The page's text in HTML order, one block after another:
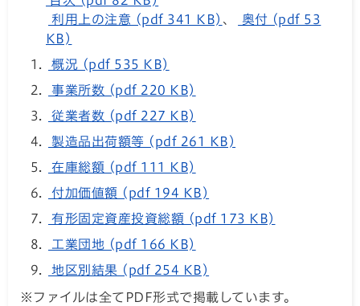
利用上の注意 (pdf 341 KB) 、
奥付 (pdf 53
KB)
概況 (pdf 535 KB)
事業所数 (pdf 220 KB)
従業者数 (pdf 227 KB)
製造品出荷額等 (pdf 261 KB)
在庫総額 (pdf 111 KB)
付加価値額 (pdf 194 KB)
有形固定資産投資総額 (pdf 173 KB)
工業団地 (pdf 166 KB)
地区別結果 (pdf 254 KB)
※ファイルは全てPDF形式で掲載しています。